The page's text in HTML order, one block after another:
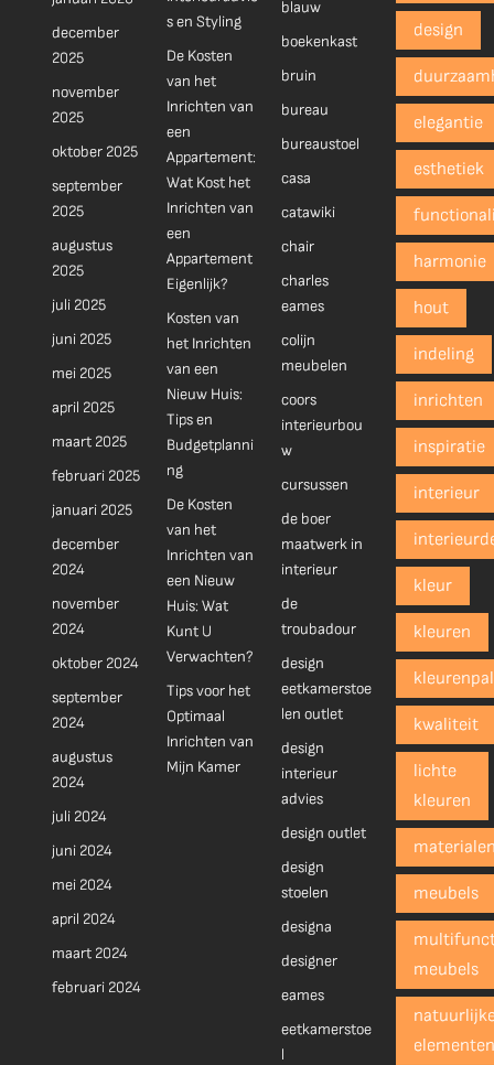
december
2025
november
2025
oktober 2025
september
2025
augustus
2025
juli 2025
juni 2025
mei 2025
april 2025
maart 2025
februari 2025
januari 2025
december
2024
november
2024
oktober 2024
september
2024
augustus
2024
juli 2024
juni 2024
mei 2024
april 2024
maart 2024
februari 2024
s en Styling
De Kosten
van het
Inrichten van
een
Appartement:
Wat Kost het
Inrichten van
een
Appartement
Eigenlijk?
Kosten van
het Inrichten
van een
Nieuw Huis:
Tips en
Budgetplanni
ng
De Kosten
van het
Inrichten van
een Nieuw
Huis: Wat
Kunt U
Verwachten?
Tips voor het
Optimaal
Inrichten van
Mijn Kamer
blauw
boekenkast
bruin
bureau
bureaustoel
casa
catawiki
chair
charles
eames
colijn
meubelen
coors
interieurbou
w
cursussen
de boer
maatwerk in
interieur
de
troubadour
design
eetkamerstoe
len outlet
design
interieur
advies
design outlet
design
stoelen
designa
designer
eames
eetkamerstoe
l
design
elegantie
esthetiek
harmonie
hout
indeling
inrichten
inspiratie
interieur
kleur
kleuren
kwaliteit
lichte
kleuren
meubels
meubels